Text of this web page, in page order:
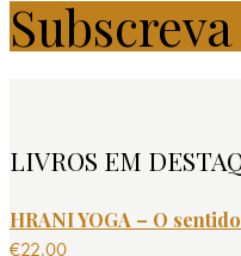
LIVROS EM
HRANI YOGA – O
€22.00